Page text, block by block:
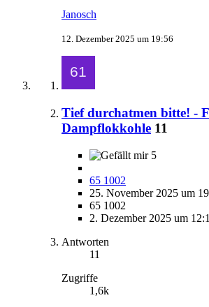
Janosch
12. Dezember 2025 um 19:56
Tief durchatmen bitte! -
Dampflokkohle 11
5
65 1002
25. November 2025 um
65 1002
2. Dezember 2025 um
Antworten
11
Zugriffe
1,6k